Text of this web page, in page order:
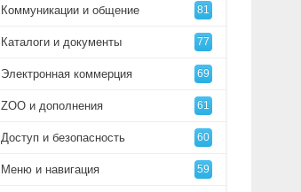
Коммуникации и общение 81
Каталоги и документы 77
Электронная коммерция 69
ZOO и дополнения 61
Доступ и безопасность 60
Меню и навигация 59